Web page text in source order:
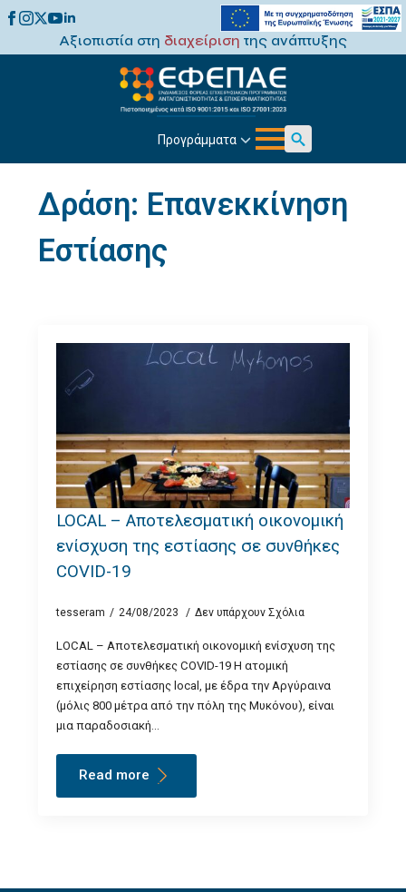
Αξιοπιστία στη διαχείριση της ανάπτυξης
Προγράμματα
Search
Δράση: Επανεκκίνηση
Εστίασης
LOCAL – Αποτελεσματική οικονομική
ενίσχυση της εστίασης σε συνθήκες
COVID-19
tesseram 24/08/2023 Δεν υπάρχουν Σχόλια
LOCAL – Αποτελεσματική οικονομική ενίσχυση της
εστίασης σε συνθήκες COVID-19 H ατομική
επιχείρηση εστίασης local, με έδρα την Αργύραινα
(μόλις 800 μέτρα από την πόλη της Μυκόνου), είναι
μια παραδοσιακή…
Read more